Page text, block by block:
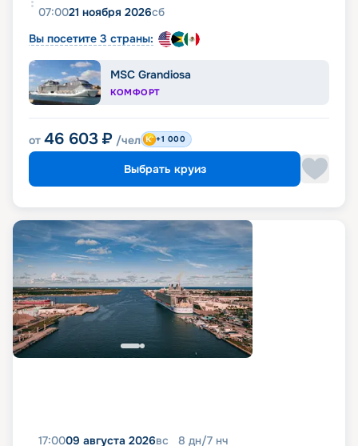
07:0021 ноября 2026сб
Вы посетите 3 страны:
MSC Grandiosa
КОМФОРТ
от 46 603 ₽ /чел +1 000
Выбрать круиз
17:0009 августа 2026вс 8 дн/7 нч